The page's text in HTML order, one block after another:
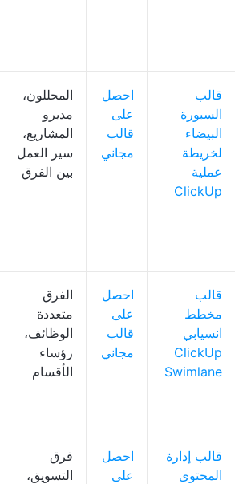
قالب
السبورة
البيضاء
لخريطة
عملية
ClickUp
احصل
على
قالب
مجاني
المحللون،
مديرو
المشاريع،
سير العمل
بين الفرق
قالب
مخطط
انسيابي
ClickUp
Swimlane
احصل
على
قالب
مجاني
الفرق
متعددة
الوظائف،
رؤساء
الأقسام
قالب إدارة
المحتوى
احصل
على
فرق
التسويق،